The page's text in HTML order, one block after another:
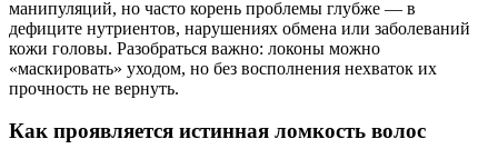
манипуляций, но часто корень проблемы глубже — в
дефиците нутриентов, нарушениях обмена или заболеваний
кожи головы. Разобраться важно: локоны можно
«маскировать» уходом, но без восполнения нехваток их
прочность не вернуть.
Как проявляется истинная ломкость волос